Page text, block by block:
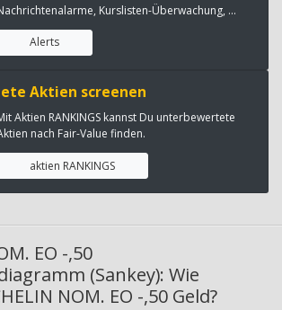
Kurslisten-Überwachung, ...
Alerts
Aktien screenen
Aktien RANKINGS kannst Du unterbewertete
nach Fair-Value finden.
aktien RANKINGS
EO -,50
(Sankey): Wie
NOM. EO -,50 Geld?